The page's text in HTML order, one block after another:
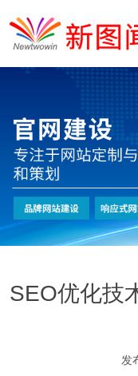
SEO优化技
发